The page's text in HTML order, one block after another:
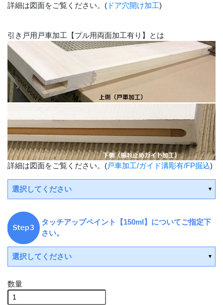
詳細は図面をご覧ください。( ドア穴開け加工)
引き戸用戸車加工【プル用両面加工有り】とは
詳細は図面をご覧ください。(戸車加工/ガイド溝彫有/FP掘込)
選択してください
手配(2～3週間後の出荷)
タッチアップペイント【150ml】についてご指定下
さい。
選択してください
数量